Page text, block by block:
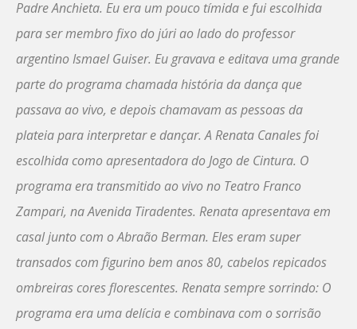
Padre Anchieta. Eu era um pouco tímida e fui escolhida
para ser membro fixo do júri ao lado do professor
argentino Ismael Guiser. Eu gravava e editava uma grande
parte do programa chamada história da dança que
passava ao vivo, e depois chamavam as pessoas da
plateia para interpretar e dançar. A Renata Canales foi
escolhida como apresentadora do Jogo de Cintura. O
programa era transmitido ao vivo no Teatro Franco
Zampari, na Avenida Tiradentes. Renata apresentava em
casal junto com o Abraão Berman. Eles eram super
transados com figurino bem anos 80, cabelos repicados
ombreiras cores florescentes. Renata sempre sorrindo: O
programa era uma delícia e combinava com o sorrisão